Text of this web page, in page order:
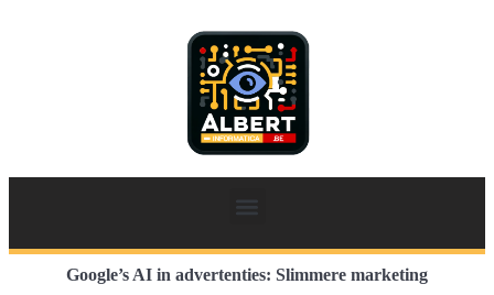
Google’s AI in advertenties: Slimmere marketing